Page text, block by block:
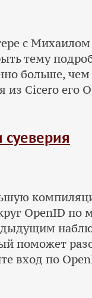
с Михаилом
тему
больше,
из Cicero его
OpenID по
поможет
вход по